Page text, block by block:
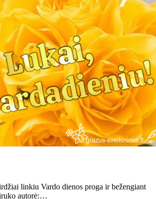
linkiu Vardo dienos proga ir bežengiant
autorė:…